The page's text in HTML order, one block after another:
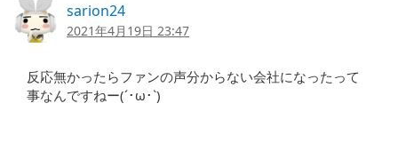
sarion24
2021年4月19日 23:47
反応無かったらファンの声分からない会社になったって
事なんですねー(´･ω･`)